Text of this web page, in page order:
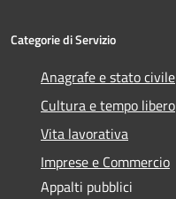
Categorie di Servizio
Anagrafe e stato civile
Cultura e tempo libero
Vita lavorativa
Imprese e Commercio
Appalti pubblici